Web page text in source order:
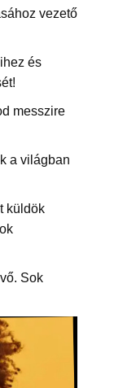
vezető
és
messzire
a világban
küldök
Sok